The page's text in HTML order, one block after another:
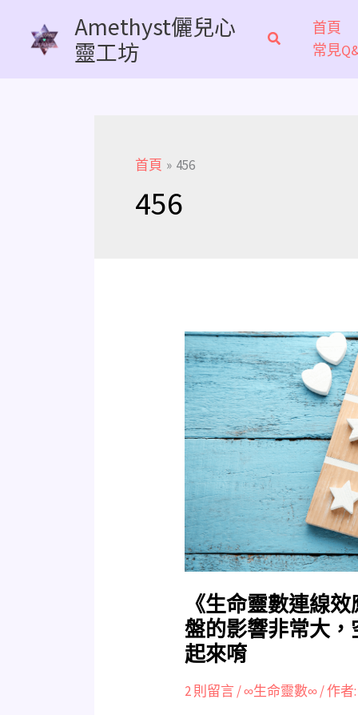
Amethyst儷兒心
靈工坊
首頁
常見
首頁 456
456
《生命靈數連線
盤的影響非常大
起來唷
2 則留言/∞生命靈數∞/ 作者:
《生
命
靈
數
連
線
效
應
懶
人
包》
連
線
對
我
們
的